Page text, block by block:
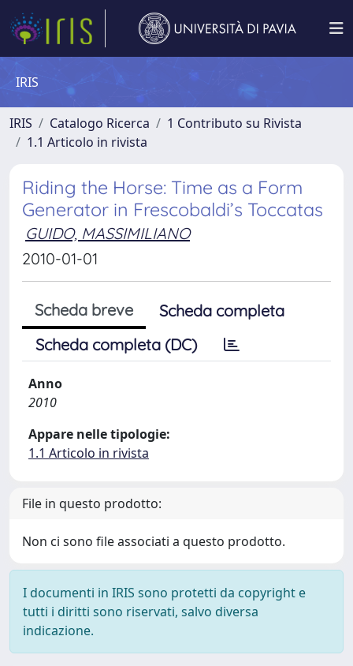
IRIS
IRIS Catalogo Ricerca
1 Contributo su Rivista
1.1 Articolo in rivista
Riding the Horse: Time as a Form
Generator in Frescobaldi’s Toccatas
GUIDO, MASSIMILIANO
2010-01-01
Scheda breve
Scheda completa
Scheda completa (DC)
Anno
2010
Appare nelle tipologie:
1.1 Articolo in rivista
File in questo prodotto:
Non ci sono file associati a questo prodotto.
I documenti in IRIS sono protetti da copyright e
tutti i diritti sono riservati, salvo diversa
indicazione.